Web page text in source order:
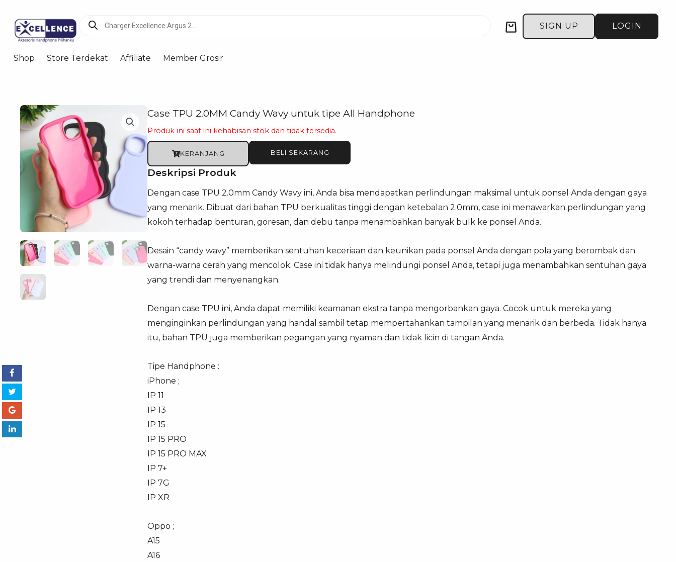
search
Cart SIGN UP LOGIN
Shop Store Terdekat Affiliate Member Grosir
Case TPU 2.0MM Candy Wavy untuk tipe All Handphone
Produk ini saat ini kehabisan stok dan tidak tersedia.
KERANJANG BELI SEKARANG
Deskripsi Produk
Dengan case TPU 2.0mm Candy Wavy ini, Anda bisa mendapatkan perlindungan maksimal untuk ponsel Anda dengan gaya
yang menarik. Dibuat dari bahan TPU berkualitas tinggi dengan ketebalan 2.0mm, case ini menawarkan perlindungan yang
kokoh terhadap benturan, goresan, dan debu tanpa menambahkan banyak bulk ke ponsel Anda.
Desain “candy wavy” memberikan sentuhan keceriaan dan keunikan pada ponsel Anda dengan pola yang berombak dan
warna-warna cerah yang mencolok. Case ini tidak hanya melindungi ponsel Anda, tetapi juga menambahkan sentuhan gaya
yang trendi dan menyenangkan.
Dengan case TPU ini, Anda dapat memiliki keamanan ekstra tanpa mengorbankan gaya. Cocok untuk mereka yang
menginginkan perlindungan yang handal sambil tetap mempertahankan tampilan yang menarik dan berbeda. Tidak hanya
itu, bahan TPU juga memberikan pegangan yang nyaman dan tidak licin di tangan Anda.
Tipe Handphone :
iPhone ;
IP 11
IP 13
IP 15
IP 15 PRO
IP 15 PRO MAX
IP 7+
IP 7G
IP XR
Oppo ;
A15
A16